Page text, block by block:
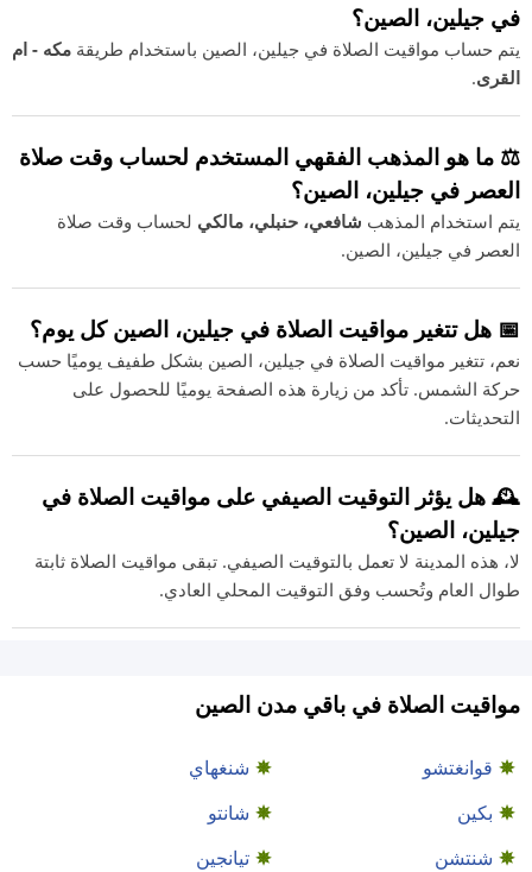
في جيلين، الصين؟
يتم حساب مواقيت الصلاة في جيلين، الصين باستخدام طريقة مكه - ام
القرى.
⚖️ ما هو المذهب الفقهي المستخدم لحساب وقت صلاة
العصر في جيلين، الصين؟
يتم استخدام المذهب شافعي، حنبلي، مالكي لحساب وقت صلاة
العصر في جيلين، الصين.
📅 هل تتغير مواقيت الصلاة في جيلين، الصين كل يوم؟
نعم، تتغير مواقيت الصلاة في جيلين، الصين بشكل طفيف يوميًا حسب
حركة الشمس. تأكد من زيارة هذه الصفحة يوميًا للحصول على
التحديثات.
🕰️ هل يؤثر التوقيت الصيفي على مواقيت الصلاة في
جيلين، الصين؟
لا، هذه المدينة لا تعمل بالتوقيت الصيفي. تبقى مواقيت الصلاة ثابتة
طوال العام وتُحسب وفق التوقيت المحلي العادي.
مواقيت الصلاة في باقي مدن الصين
قوانغتشو
شنغهاي
بكين
شانتو
شنتشن
تيانجين